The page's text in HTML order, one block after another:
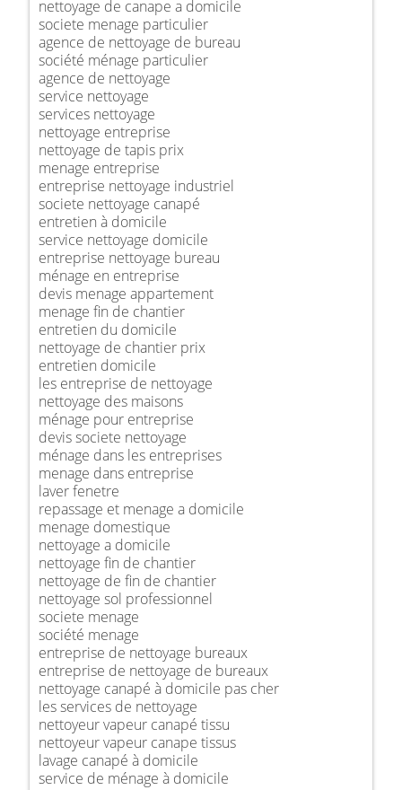
nettoyage de canape a domicile
societe menage particulier
agence de nettoyage de bureau
société ménage particulier
agence de nettoyage
service nettoyage
services nettoyage
nettoyage entreprise
nettoyage de tapis prix
menage entreprise
entreprise nettoyage industriel
societe nettoyage canapé
entretien à domicile
service nettoyage domicile
entreprise nettoyage bureau
ménage en entreprise
devis menage appartement
menage fin de chantier
entretien du domicile
nettoyage de chantier prix
entretien domicile
les entreprise de nettoyage
nettoyage des maisons
ménage pour entreprise
devis societe nettoyage
ménage dans les entreprises
menage dans entreprise
laver fenetre
repassage et menage a domicile
menage domestique
nettoyage a domicile
nettoyage fin de chantier
nettoyage de fin de chantier
nettoyage sol professionnel
societe menage
société menage
entreprise de nettoyage bureaux
entreprise de nettoyage de bureaux
nettoyage canapé à domicile pas cher
les services de nettoyage
nettoyeur vapeur canapé tissu
nettoyeur vapeur canape tissus
lavage canapé à domicile
service de ménage à domicile